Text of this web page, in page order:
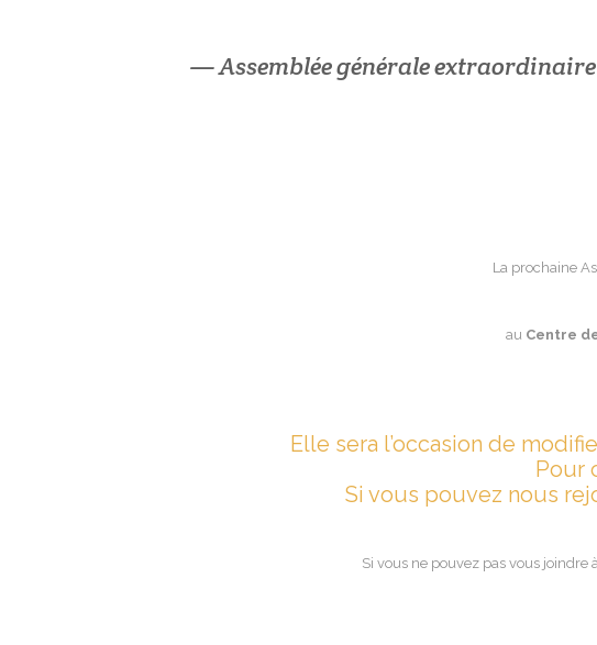
— Assemblée générale extraordinaire
La prochaine
au Centre
Elle sera l’occasion de
Pour
Si vous pouvez nous
Si vous ne pouvez pas vous joindre